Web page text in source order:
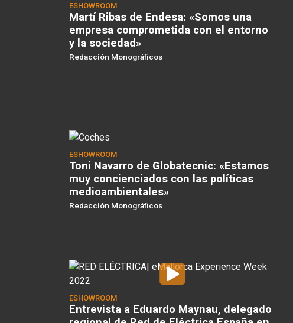
ESHOWROOM
Martí Ribas de Endesa: «Somos una
empresa comprometida con el entorno
y la sociedad»
Redacción Monográficos
ESHOWROOM
Toni Navarro de Globatecnic: «Estamos
muy concienciados con las políticas
medioambientales»
Redacción Monográficos
ESHOWROOM
Entrevista a Eduardo Maynau, delegado